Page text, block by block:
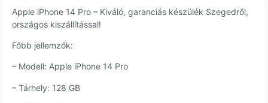
Apple iPhone 14 Pro – Kiváló, garanciás készülék Szegedről,
országos kiszállítással!
Főbb jellemzők:
– Modell: Apple iPhone 14 Pro
– Tárhely: 128 GB